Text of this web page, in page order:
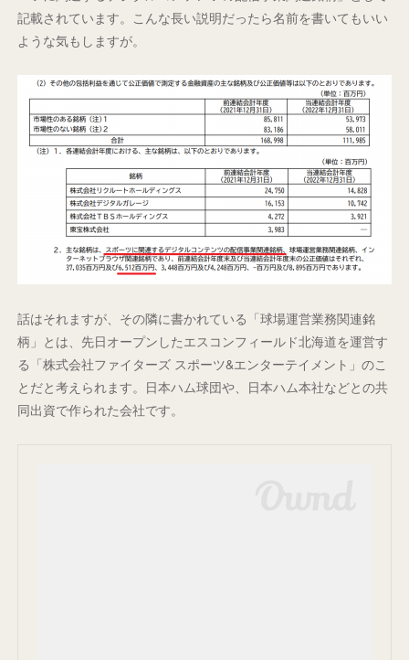
記載されています。こんな長い説明だったら名前を書いてもいい
ような気もしますが。
話はそれますが、その隣に書かれている「球場運営業務関連銘
柄」とは、先日オープンしたエスコンフィールド北海道を運営す
る「株式会社ファイターズ スポーツ&エンターテイメント」のこ
とだと考えられます。日本ハム球団や、日本ハム本社などとの共
同出資で作られた会社です。